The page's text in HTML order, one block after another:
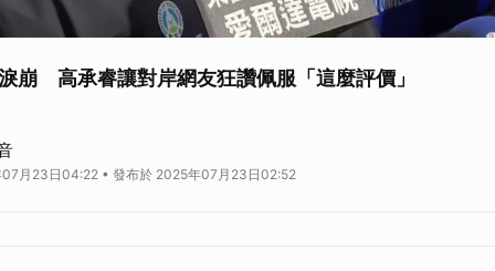
崩 高承睿讓對岸網友狂讚佩服「這麼評價」
相當難過，對於自己的表現相當不滿意，台灣網友留言心疼他，現在連中
睿在台灣隊桌球男團中是相當重要的球員，4強賽面對日本一人扛2點拿下勝
月23日04:22 • 發布於 2025年07月23日02:52